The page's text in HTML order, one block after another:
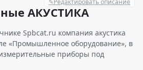
✎Редактировать описание
АКУСТИКА
Spbcat.ru компания акустика
«Промышленное оборудование», в
приборы под